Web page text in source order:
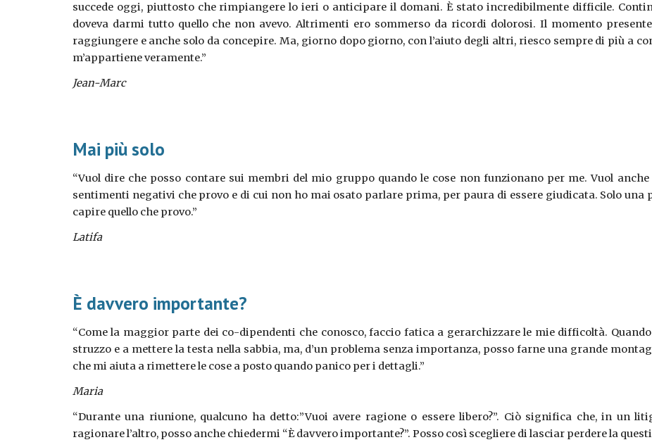
succede oggi, piuttosto che rimpiangere lo ieri o anticipare il domani. È stato incredibilmente difficile.
doveva darmi tutto quello che non avevo. Altrimenti ero sommerso da ricordi dolorosi. Il momento
raggiungere e anche solo da concepire. Ma, giorno dopo giorno, con l’aiuto degli altri, riesco sempre di più a
m’appartiene veramente.”
Jean-Marc
Mai più solo
“Vuol dire che posso contare sui membri del mio gruppo quando le cose non funzionano per me. Vuol
sentimenti negativi che provo e di cui non ho mai osato parlare prima, per paura di essere giudicata. Solo una
capire quello che provo.”
Latifa
È davvero importante?
“Come la maggior parte dei co-dipendenti che conosco, faccio fatica a gerarchizzare le mie difficoltà.
struzzo e a mettere la testa nella sabbia, ma, d’un problema senza importanza, posso farne una grande
che mi aiuta a rimettere le cose a posto quando panico per i dettagli.”
Maria
“Durante una riunione, qualcuno ha detto:”Vuoi avere ragione o essere libero?”. Ciò significa che, in un
ragionare l’altro, posso anche chiedermi “È davvero importante?”. Posso così scegliere di lasciar perdere la